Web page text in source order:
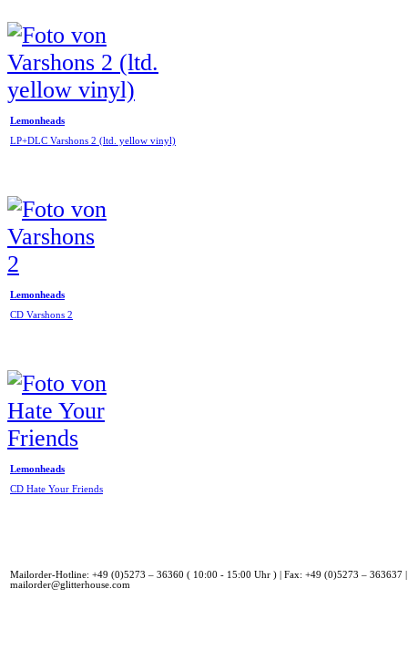
Lemonheads
LP+DLC Varshons 2 (ltd. yellow vinyl)
Lemonheads
CD Varshons 2
Lemonheads
CD Hate Your Friends
Mailorder-Hotline: +49 (0)5273 – 36360 ( 10:00 - 15:00 Uhr ) | Fax: +49 (0)5273 – 363637
mailorder@glitterhouse.com